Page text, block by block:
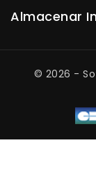
Almacenar
© 2026 -